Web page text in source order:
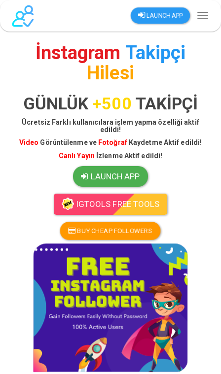
LAUNCH APP
İnstagram Takipçi
Hilesi
GÜNLÜK +500 TAKİPÇİ
Ücretsiz Farklı kullanıcılara işlem yapma özelliği aktif
edildi!
Video Görüntülenme ve Fotoğraf Kaydetme Aktif edildi!
Canlı Yayın İzlenme Aktif edildi!
LAUNCH APP
IGTOOLS FREE TOOLS
BUY CHEAP FOLLOWERS